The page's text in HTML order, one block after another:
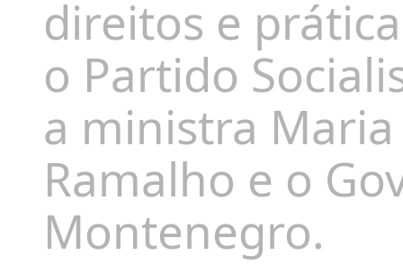
direitos e
o Partido
a ministra
Ramalho e o
Montenegro.